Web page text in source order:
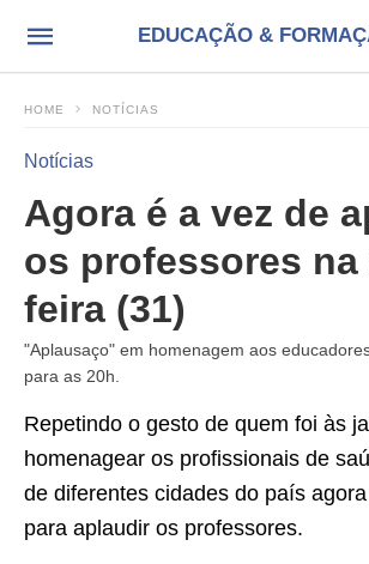
EDUCAÇÃO &
HOME NOTÍCIAS
Notícias
Agora é a vez de
os professores na
feira (31)
"Aplausaço" em homenagem aos
para as 20h.
Repetindo o gesto de quem foi às
homenagear os profissionais de
de diferentes cidades do país
para aplaudir os professores.